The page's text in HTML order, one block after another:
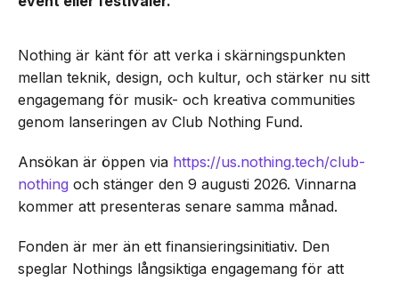
Nothing är känt för att verka i skärningspunkten
mellan teknik, design, och kultur, och stärker nu sitt
engagemang för musik- och kreativa communities
genom lanseringen av Club Nothing Fund.
Ansökan är öppen via https://us.nothing.tech/club-
nothing och stänger den 9 augusti 2026. Vinnarna
kommer att presenteras senare samma månad.
Fonden är mer än ett finansieringsinitiativ. Den
speglar Nothings långsiktiga engagemang för att